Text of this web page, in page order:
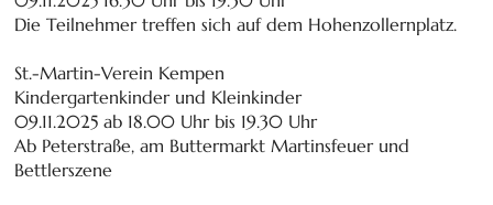
Die Teilnehmer treffen sich auf dem Hohenzollernplatz.
St.-Martin-Verein Kempen
Kindergartenkinder und Kleinkinder
09.11.2025 ab 18.00 Uhr bis 19.30 Uhr
Ab Peterstraße, am Buttermarkt Martinsfeuer und
Bettlerszene